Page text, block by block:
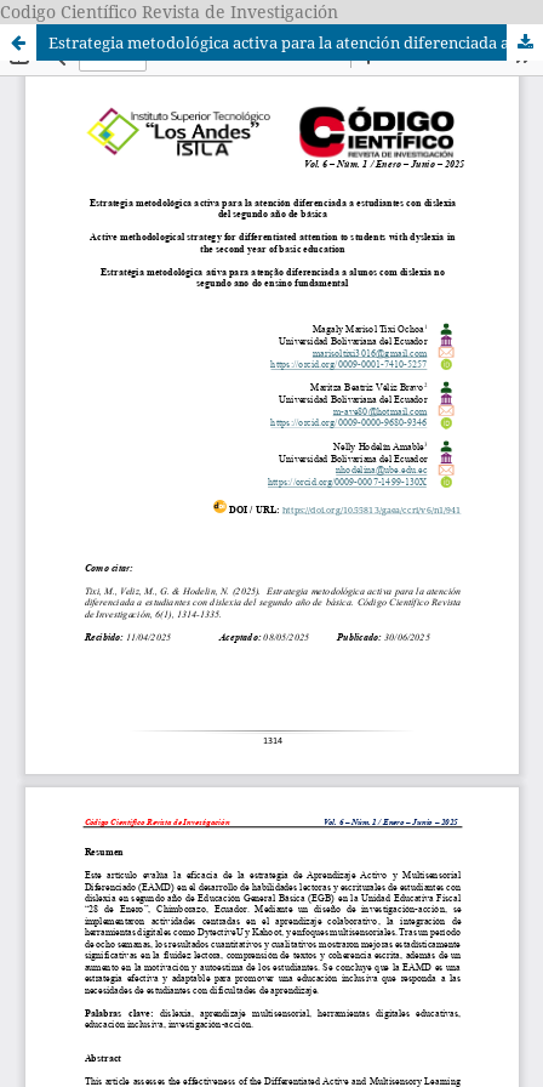
Codigo Científico Revista de Investigación
Estrategia metodológica activa para la atención diferenciada a estudiantes con dislexia del segundo año de básica